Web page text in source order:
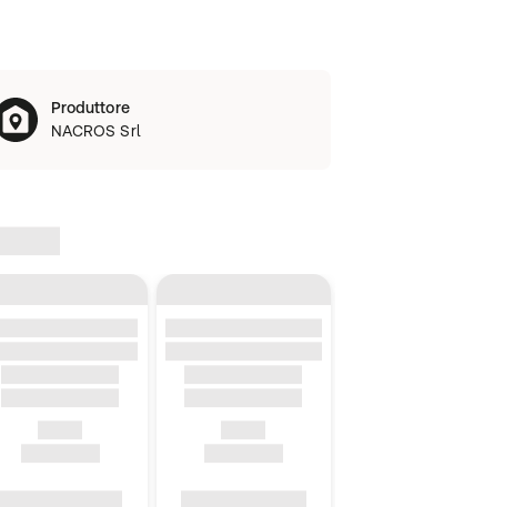
Produttore
NACROS Srl